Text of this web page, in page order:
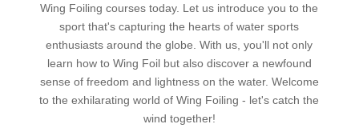
Wing Foiling courses today. Let us introduce you to the
sport that's capturing the hearts of water sports
enthusiasts around the globe. With us, you'll not only
learn how to Wing Foil but also discover a newfound
sense of freedom and lightness on the water. Welcome
to the exhilarating world of Wing Foiling - let's catch the
wind together!